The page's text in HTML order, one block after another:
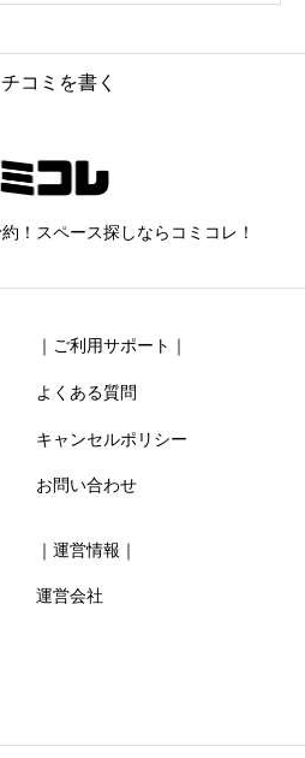
コミを書く
必須
！スペース探しならコミコレ！
｜ご利用サポート｜
よくある質問
キャンセルポリシー
お問い合わせ
｜運営情報｜
運営会社